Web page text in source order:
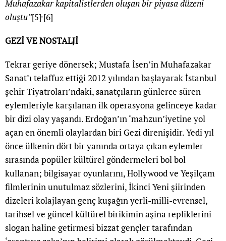
Muhafazakar kapitalistlerden oluşan bir piyasa düzeni
oluştu”[5],[6]
GEZİ VE NOSTALJİ
Tekrar geriye dönersek; Mustafa İsen’in Muhafazakar
Sanat’ı telaffuz ettiği 2012 yılından başlayarak İstanbul
şehir Tiyatroları’ndaki, sanatçıların günlerce süren
eylemleriyle karşılanan ilk operasyona gelinceye kadar
bir dizi olay yaşandı. Erdoğan’ın ‘mahzun’iyetine yol
açan en önemli olaylardan biri Gezi direnişidir. Yedi yıl
önce ülkenin dört bir yanında ortaya çıkan eylemler
sırasında popüler kültürel göndermeleri bol bol
kullanan; bilgisayar oyunlarını, Hollywood ve Yeşilçam
filmlerinin unutulmaz sözlerini, İkinci Yeni şiirinden
dizeleri kolajlayan genç kuşağın yerli-milli-evrensel,
tarihsel ve güncel kültürel birikimin aşina repliklerini
slogan haline getirmesi bizzat gençler tarafından